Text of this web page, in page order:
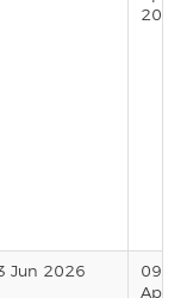
2026
Jun 2026
09
Apr